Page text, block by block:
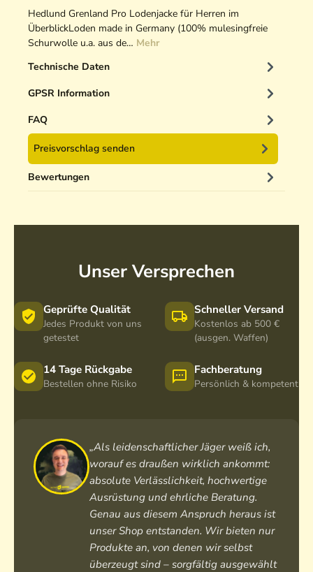
o
G
r
e
y
a
c
k
r
e
y
e
n
L
n
s
a
u
r
o
e
n
e
n
l
o
a
F
a
u
s
h
L
n
Hedlund Grenland Pro Lodenjacke für Herren im
ÜberblickLoden made in Germany (100% mulesingfreie
Schurwolle u.a. aus de… Mehr
Technische Daten
GPSR Information
FAQ
Preisvorschlag senden
Bewertungen
Unser Versprechen
Geprüfte Qualität
Jedes Produkt von uns
getestet
Schneller Versand
Kostenlos ab 500 €
(ausgen. Waffen)
14 Tage Rückgabe
Bestellen ohne Risiko
Fachberatung
Persönlich & kompetent
„Als leidenschaftlicher Jäger weiß ich,
worauf es draußen wirklich ankommt:
absolute Verlässlichkeit, hochwertige
Ausrüstung und ehrliche Beratung.
Genau aus diesem Anspruch heraus ist
unser Shop entstanden. Wir bieten nur
Produkte an, von denen wir selbst
überzeugt sind – sorgfältig ausgewählt